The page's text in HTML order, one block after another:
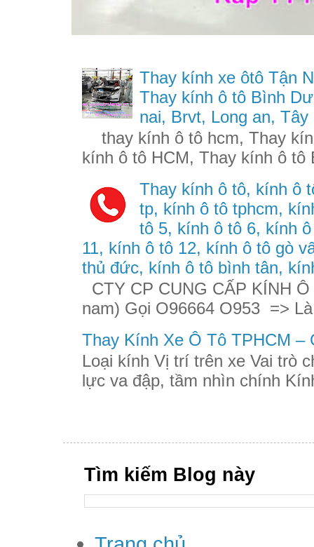
Thay kính xe ôtô Tận
Thay kính ô tô Bình
nai, Brvt, Long an,
thay kính ô tô hcm, Thay
kính ô tô HCM, Thay kính ô
Thay kính ô tô, kính ô
tp, kính ô tô tphcm,
tô 5, kính ô tô 6, kính
11, kính ô tô 12, kính ô tô gò
thủ đức, kính ô tô bình tân,
CTY CP CUNG CẤP KÍNH
nam) Gọi O96664 O953 =>
Thay Kính Xe Ô Tô TPHCM –
Loại kính Vị trí trên xe Vai trò
lực va đập, tầm nhìn chính
Tìm kiếm Blog này